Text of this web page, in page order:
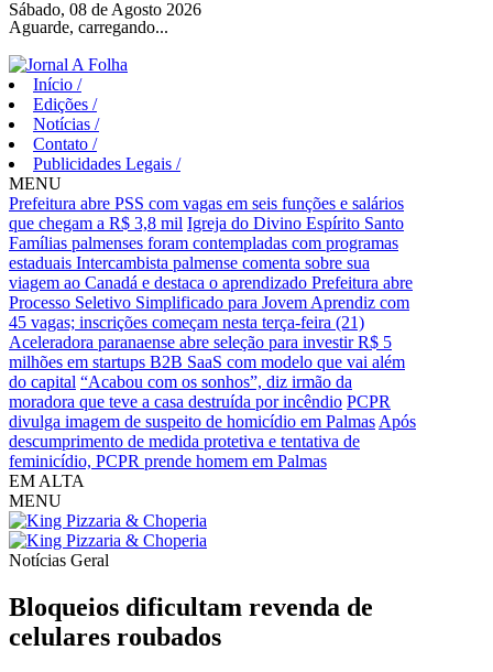
Aguarde, carregando...
Sábado, 08 de Agosto 2026
Início /
Edições /
Notícias /
Contato /
Publicidades Legais /
MENU
Prefeitura abre PSS com vagas em seis funções e salários
que chegam a R$ 3,8 mil Igreja do Divino Espírito Santo
Famílias palmenses foram contempladas com programas
estaduais Intercambista palmense comenta sobre sua
viagem ao Canadá e destaca o aprendizado Prefeitura abre
Processo Seletivo Simplificado para Jovem Aprendiz com
45 vagas; inscrições começam nesta terça-feira (21)
Aceleradora paranaense abre seleção para investir R$ 5
milhões em startups B2B SaaS com modelo que vai além
do capital “Acabou com os sonhos”, diz irmão da
moradora que teve a casa destruída por incêndio PCPR
divulga imagem de suspeito de homicídio em Palmas Após
descumprimento de medida protetiva e tentativa de
feminicídio, PCPR prende homem em Palmas
EM ALTA
MENU
Notícias Geral
Bloqueios dificultam revenda de
celulares roubados